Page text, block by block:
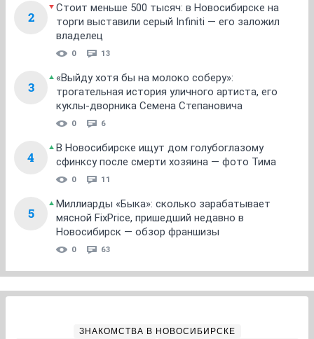
2
Стоит меньше 500 тысяч: в Новосибирске на
торги выставили серый Infiniti — его заложил
владелец
0 13
3
«Выйду хотя бы на молоко соберу»:
трогательная история уличного артиста, его
куклы-дворника Семена Степановича
0 6
4
В Новосибирске ищут дом голубоглазому
сфинксу после смерти хозяина — фото Тима
0 11
5
Миллиарды «Быка»: сколько зарабатывает
мясной FixPrice, пришедший недавно в
Новосибирск — обзор франшизы
0 63
ЗНАКОМСТВА В НОВОСИБИРСКЕ